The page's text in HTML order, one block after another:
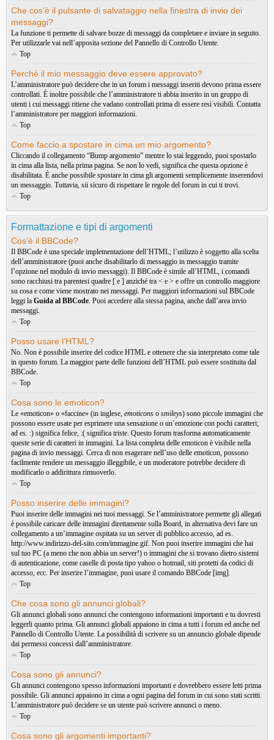
Che cos’è il pulsante di salvataggio nella finestra di invio dei
messaggi?
La funzione ti permette di salvare bozze di messaggi da completare e inviare in seguito.
Per utilizzarle vai nell’apposita sezione del Pannello di Controllo Utente.
Top
Perché il mio messaggio deve essere approvato?
L’amministratore può decidere che in un forum i messaggi inseriti devono prima essere
controllati. È inoltre possibile che l’amministratore ti abbia inserito in un gruppo di
utenti i cui messaggi ritiene che vadano controllati prima di essere resi visibili. Contatta
l’amministratore per maggiori informazioni.
Top
Come faccio a spostare in cima un mio argomento?
Cliccando il collegamento “Bump argomento” mentre lo stai leggendo, puoi spostarlo
in cima alla lista, nella prima pagina. Se non lo vedi, significa che questa opzione è
disabilitata. È anche possibile spostare in cima gli argomenti semplicemente inserendovi
un messaggio. Tuttavia, sii sicuro di rispettare le regole del forum in cui ti trovi.
Top
Formattazione e tipi di argomenti
Cos’è il BBCode?
Il BBCode è una speciale implementazione dell’HTML; l’utilizzo è soggetto alla scelta
dell’amministratore (puoi anche disabilitarlo di messaggio in messaggio tramite
l’opzione nel modulo di invio messaggi). Il BBCode è simile all’HTML, i comandi
sono racchiusi tra parentesi quadre [ e ] anziché tra < e > e offre un controllo maggiore
su cosa e come viene mostrato nei messaggi. Per maggiori informazioni sul BBCode
leggi la Guida al BBCode. Puoi accedere alla stessa pagina, anche dall’area invio
messaggi.
Top
Posso usare l’HTML?
No. Non è possibile inserire del codice HTML e ottenere che sia interpretato come tale
in questo forum. La maggior parte delle funzioni dell’HTML può essere sostituita dal
BBCode.
Top
Cosa sono le emoticon?
Le «emoticon» o «faccine» (in inglese, emoticons o smileys) sono piccole immagini che
possono essere usate per esprimere una sensazione o un’emozione con pochi caratteri;
ad es. :) significa felice, :( significa triste. Questo forum trasforma automaticamente
queste serie di caratteri in immagini. La lista completa delle emoticon è visibile nella
pagina di invio messaggi. Cerca di non esagerare nell’uso delle emoticon, possono
facilmente rendere un messaggio illeggibile, e un moderatore potrebbe decidere di
modificarlo o addirittura rimuoverlo.
Top
Posso inserire delle immagini?
Puoi inserire delle immagini nei tuoi messaggi. Se l’amministratore permette gli allegati
è possibile caricare delle immagini direttamente sulla Board, in alternativa devi fare un
collegamento a un’immagine ospitata su un server di pubblico accesso, ad es.
http://www.indirizzo-del-sito.com/immagine.gif. Non puoi inserire immagini che hai
sul tuo PC (a meno che non abbia un server!) o immagini che si trovano dietro sistemi
di autenticazione, come caselle di posta tipo yahoo o hotmail, siti protetti da codici di
accesso, ecc. Per inserire l’immagine, puoi usare il comando BBCode [img].
Top
Che cosa sono gli annunci globali?
Gli annunci globali sono annunci che contengono informazioni importanti e tu dovresti
leggerli quanto prima. Gli annunci globali appaiono in cima a tutti i forum ed anche nel
Pannello di Controllo Utente. La possibilità di scrivere su un annuncio globale dipende
dai permessi concessi dall’amministratore.
Top
Cosa sono gli annunci?
Gli annunci contengono spesso informazioni importanti e dovrebbero essere letti prima
possibile. Gli annunci appaiono in cima a ogni pagina del forum in cui sono stati scritti.
L’amministratore può decidere se un utente può scrivere annunci o meno.
Top
Cosa sono gli argomenti importanti?